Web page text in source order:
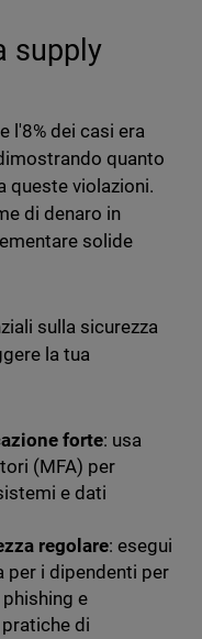
supply
l'8% dei casi era
quanto
queste violazioni.
di denaro in
solide
sulla sicurezza
la tua
forte: usa
(MFA) per
e dati
regolare: esegui
per i dipendenti per
e
di